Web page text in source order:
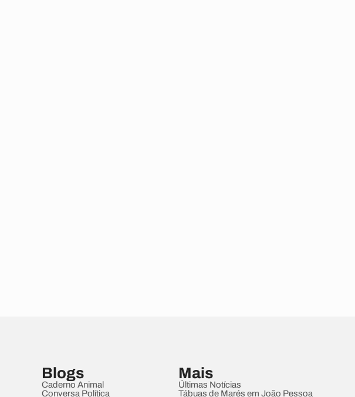
Blogs
Caderno Animal
Conversa Política
Mais
Últimas Notícias
Tábuas de Marés em João Pessoa